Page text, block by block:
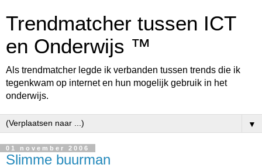
Trendmatcher tussen ICT
en Onderwijs ™
Als trendmatcher legde ik verbanden tussen trends die ik
tegenkwam op internet en hun mogelijk gebruik in het
onderwijs.
▼
01 november 2006
Slimme buurman